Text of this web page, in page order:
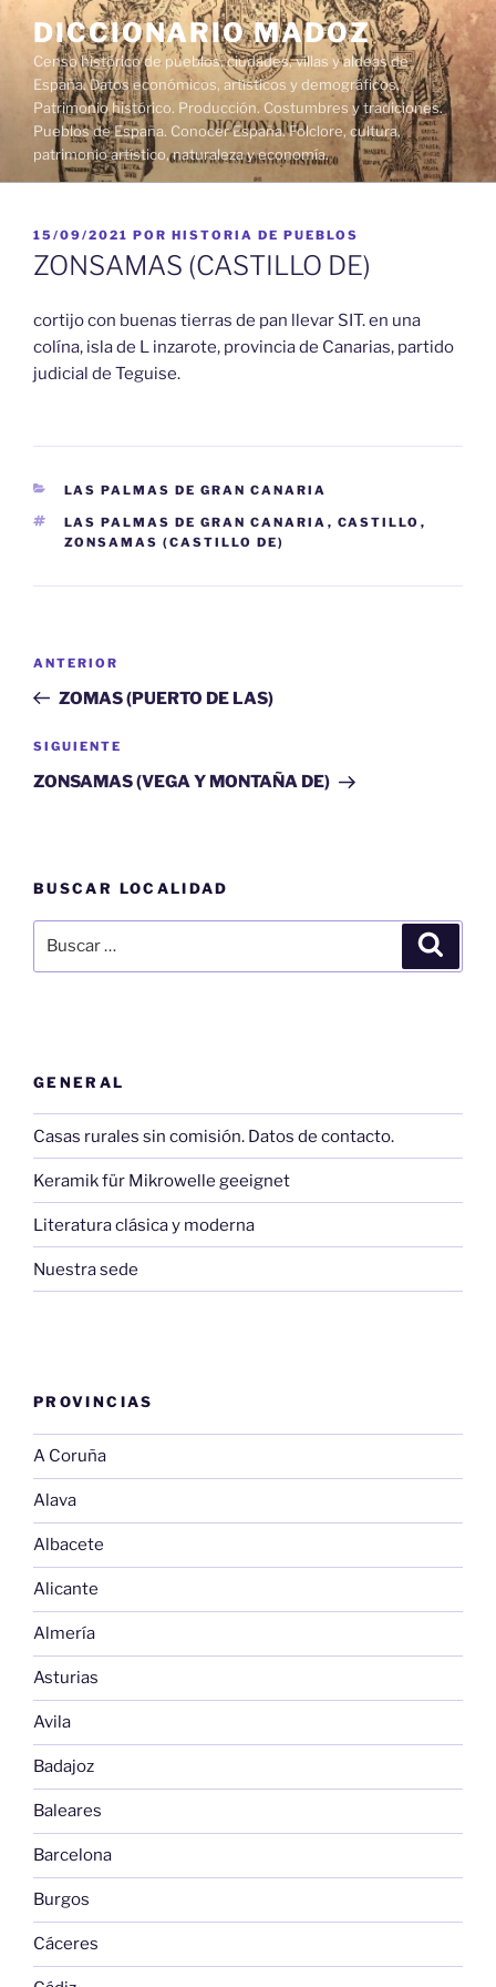
contenido
DICCIONARIO MADOZ
Censo histórico de pueblos, ciudades, villas y aldeas de
España. Datos económicos, artísticos y demográficos.
Patrimonio histórico. Producción. Costumbres y tradiciones.
Pueblos de España. Conocer España. Folclore, cultura,
patrimonio artístico, naturaleza y economía.
PUBLICADO
EL
15/09/2021 POR HISTORIA DE PUEBLOS
ZONSAMAS (CASTILLO DE)
cortijo con buenas tierras de pan llevar SIT. en una
colína, isla de L inzarote, provincia de Canarias, partido
judicial de Teguise.
CATEGORÍAS
LAS PALMAS DE GRAN CANARIA
ETIQUETAS
LAS PALMAS DE GRAN CANARIA , CASTILLO ,
ZONSAMAS (CASTILLO DE)
entradas
Entrada
anterior:
ANTERIOR
ZOMAS (PUERTO DE LAS)
Siguiente
entrada
SIGUIENTE
ZONSAMAS (VEGA Y MONTAÑA DE)
BUSCAR LOCALIDAD
por:
GENERAL
Casas rurales sin comisión. Datos de contacto.
Keramik für Mikrowelle geeignet
Literatura clásica y moderna
Nuestra sede
PROVINCIAS
A Coruña
Alava
Albacete
Alicante
Almería
Asturias
Avila
Badajoz
Baleares
Barcelona
Burgos
Cáceres